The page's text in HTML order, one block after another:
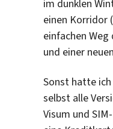
im dunklen
einen Korridor
einfachen
und einer
Sonst hatte
selbst alle
Visum und